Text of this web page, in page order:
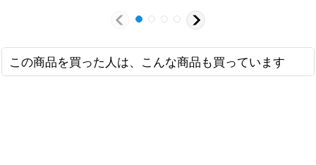
この商品を買った人は、こんな商品も買っています